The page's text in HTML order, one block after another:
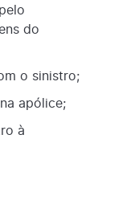
do
o sinistro;
apólice;
à